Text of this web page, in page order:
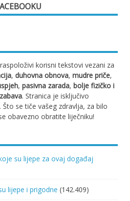
korisni tekstovi vezani za
, duhovna obnova, mudre priče,
, pasivna zarada, bolje fizičko i
. Stranica je isključivo
se tiče vašeg zdravlja, za bilo
obavezno obratite liječniku!
su lijepe za ovaj događaj
lijepe i prigodne (142.409)